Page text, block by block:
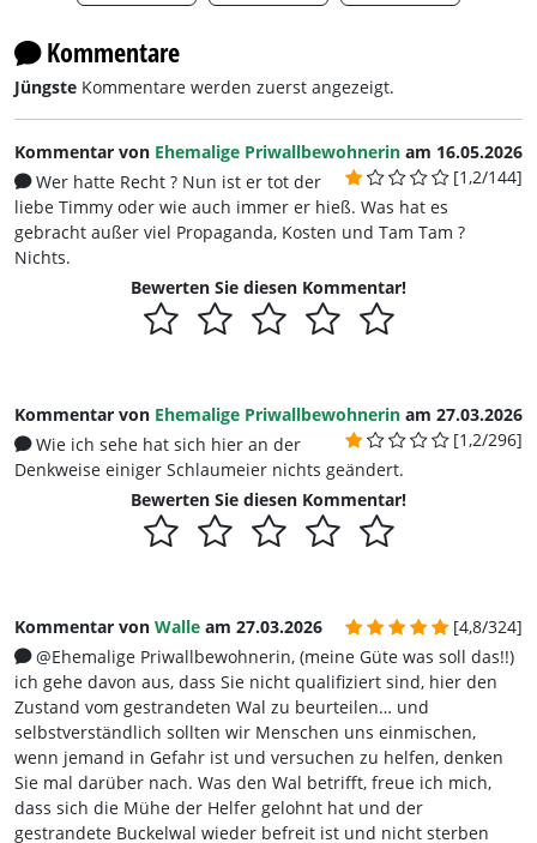
Kommentare
Jüngste Kommentare werden zuerst angezeigt.
Kommentar von Ehemalige Priwallbewohnerin am 16.05.2026
[1,2/144]
Wer hatte Recht ? Nun ist er tot der
liebe Timmy oder wie auch immer er hieß. Was hat es
gebracht außer viel Propaganda, Kosten und Tam Tam ?
Nichts.
Bewerten Sie diesen Kommentar!
Kommentar von Ehemalige Priwallbewohnerin am 27.03.2026
[1,2/296]
Wie ich sehe hat sich hier an der
Denkweise einiger Schlaumeier nichts geändert.
Bewerten Sie diesen Kommentar!
Kommentar von Walle am 27.03.2026
[4,8/324]
@Ehemalige Priwallbewohnerin, (meine Güte was soll das!!)
ich gehe davon aus, dass Sie nicht qualifiziert sind, hier den
Zustand vom gestrandeten Wal zu beurteilen… und
selbstverständlich sollten wir Menschen uns einmischen,
wenn jemand in Gefahr ist und versuchen zu helfen, denken
Sie mal darüber nach. Was den Wal betrifft, freue ich mich,
dass sich die Mühe der Helfer gelohnt hat und der
gestrandete Buckelwal wieder befreit ist und nicht sterben